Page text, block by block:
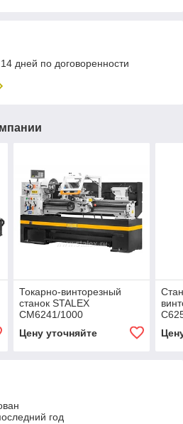
дней по договоренности
Токарно-винторезный
станок STALEX
CM6241/1000
Цену уточняйте
год